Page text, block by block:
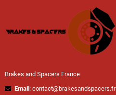
Brakes and Spacers France
Email : contact@brakesandspacers.fr